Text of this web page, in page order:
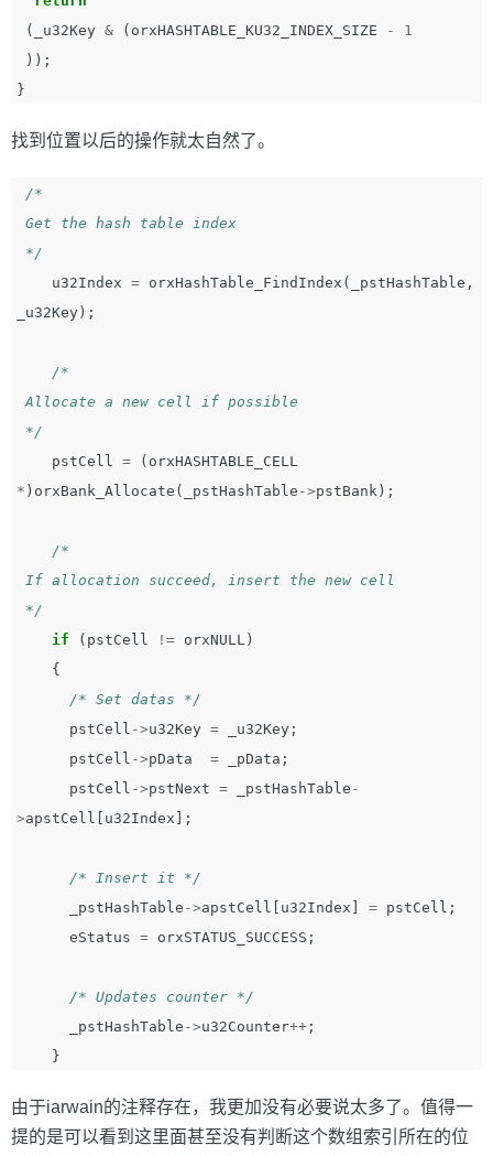
(
_u32Key & ( orxHASHTABLE_KU32_INDEX_SIZE -
1
));
}
找到位置以后的操作就太自然了。
/*
*/
u32Index = orxHashTable_FindIndex ( _pstHashTable ,
_u32Key );
/*
Allocate a new cell if possible
*/
pstCell = ( orxHASHTABLE_CELL
* ) orxBank_Allocate ( _pstHashTable ->pstBank );
/*
*/
if
( pstCell != orxNULL )
{
/* Set datas */
pstCell ->u32Key = _u32Key ;
pstCell ->pData = _pData ;
pstCell ->pstNext = _pstHashTable -
>apstCell u32Index ];
/* Insert it */
_pstHashTable ->apstCell u32Index = pstCell ;
eStatus = orxSTATUS_SUCCESS ;
/* Updates counter */
_pstHashTable ->u32Counter++ ;
}
由于iarwain的注释存在，我更加没有必要说太多了。值得一
提的是可以看到这里面甚至没有判断这个数组索引所在的位